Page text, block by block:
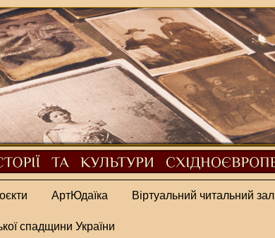
АртЮдаїка Віртуальний читальний зал
спадщини України